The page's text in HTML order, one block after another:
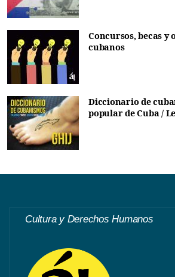
Concursos, becas
cubanos
Diccionario de
popular de Cuba /
Cultura y Derechos Humanos